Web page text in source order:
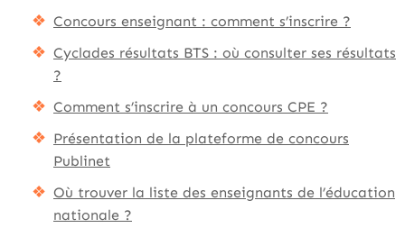
Concours enseignant : comment s’inscrire ?
Cyclades résultats BTS : où consulter ses résultats
?
Comment s’inscrire à un concours CPE ?
Présentation de la plateforme de concours
Publinet
Où trouver la liste des enseignants de l’éducation
nationale ?